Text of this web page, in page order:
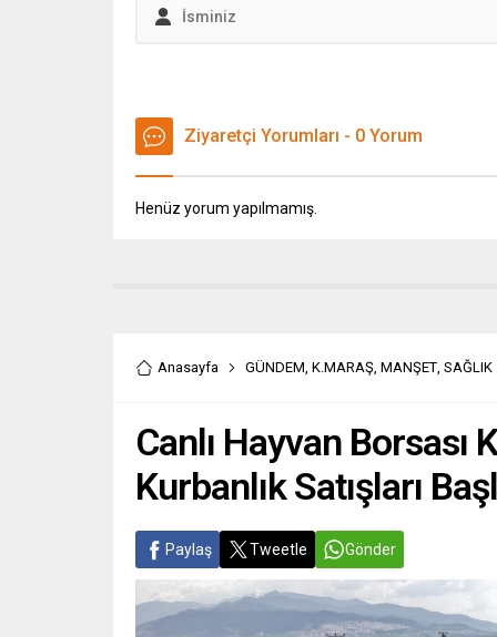
Ziyaretçi Yorumları - 0 Yorum
Henüz yorum yapılmamış.
Anasayfa GÜNDEM K.MARAŞ MANŞET SAĞLIK
Canlı Hayvan Borsası
Kurbanlık Satışları
Paylaş Tweetle Gönder